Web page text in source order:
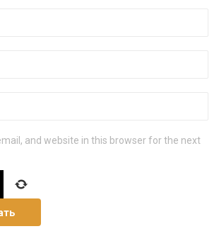
and website in this browser for the next